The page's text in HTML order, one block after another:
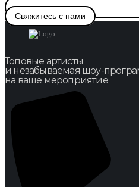
Свяжитесь с нами
Топовые артисты
и незабываемая шоу-
на ваше мероприятие